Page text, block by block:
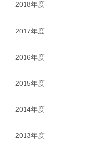
2018年度
2017年度
2016年度
2015年度
2014年度
2013年度